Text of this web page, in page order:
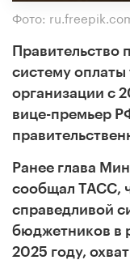
Фото:
Правительство
систему оплаты
организации с
вице-премьер
Ранее глава
сообщал ТАСС,
справедливой
бюджетников в
2025 году,